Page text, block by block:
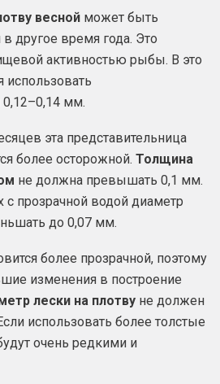
весной может быть
другое время года. Это
активностью рыбы. В это
использовать
мм.
эта представительница
более осторожной. Толщина
не должна превышать 0,1 мм.
с прозрачной водой диаметр
до 0,07 мм.
более прозрачной, поэтому
изменения в построение
лески на плотву не должен
использовать более толстые
очень редкими и